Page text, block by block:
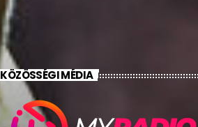
KÖZÖSSÉGI MÉDIA